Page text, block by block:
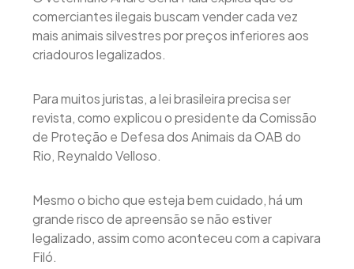
comerciantes ilegais buscam vender cada vez
mais animais silvestres por preços inferiores aos
criadouros legalizados.
Para muitos juristas, a lei brasileira precisa ser
revista, como explicou o presidente da Comissão
de Proteção e Defesa dos Animais da OAB do
Rio, Reynaldo Velloso.
Mesmo o bicho que esteja bem cuidado, há um
grande risco de apreensão se não estiver
legalizado, assim como aconteceu com a capivara
Filó.